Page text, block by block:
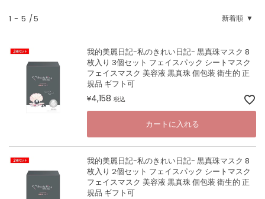
新着順
1 - 5 5
我的美麗日記-私のきれい日記- 黒真珠マスク 8
枚入り 3個セット フェイスパック シートマスク
フェイスマスク 美容液 黒真珠 個包装 衛生的 正
規品 ギフト可
¥4,158 税込
カートに入れる
我的美麗日記-私のきれい日記- 黒真珠マスク 8
枚入り 2個セット フェイスパック シートマスク
フェイスマスク 美容液 黒真珠 個包装 衛生的 正
規品 ギフト可